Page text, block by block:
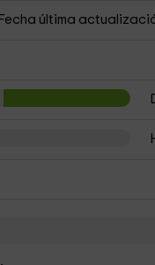
Fecha última